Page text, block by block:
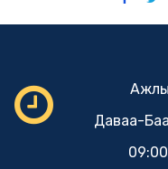
Даваа-